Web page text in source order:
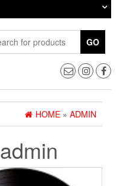
GO
HOME » ADMIN
admin